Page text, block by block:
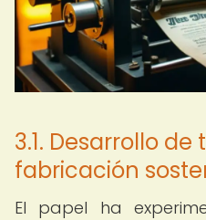
3.1. Desarrollo
fabricación
El papel ha